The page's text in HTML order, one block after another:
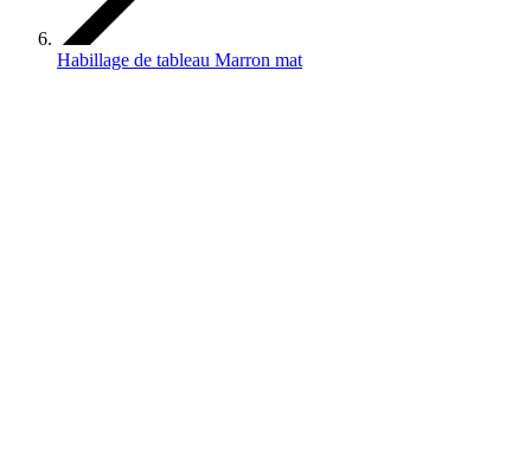
Habillage de tableau Marron mat